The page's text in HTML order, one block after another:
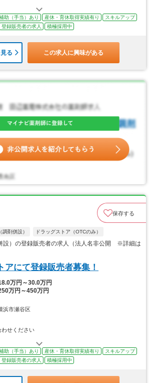
助（手当）あり 産休・育休取得実績有り
スキルアップ
登録販売者の求人 積極採用中
る この求人に興味がある
保存する
調剤併設） ドラッグストア（OTCのみ）
設）の登録販売者の求人（法人名非公開 ※詳細は
アにて登録販売者募集！
万円～30.0万円
万円～450万円
浜市瀬谷区
せください
助（手当）あり 産休・育休取得実績有り
スキルアップ
登録販売者の求人 積極採用中